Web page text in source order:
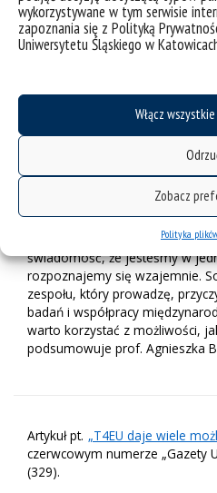
wykorzystywane w tym serwisie
zapoznania się z Polityką
Uniwersytetu Śląskiego w
Włącz
Zobacz
Polityka
2025 roku– oprócz uczestników
wezmą w niej udział naukowcy
im. św. Klemensa z Ochrydy
magisterskich kończącego się
nabór na aquamatykę ruszy w
będą korzystać z zasobów
Uniwersytetu w Kownie.
– Transform4Europe
kontaktów. Z każdym rokiem
świadomość, że jesteśmy w
rozpoznajemy się wzajemnie.
zespołu, który prowadzę,
badań i współpracy
warto korzystać z możliwości,
podsumowuje prof. Agnieszka
Artykuł pt. „T4EU daje wiele
czerwcowym numerze „Gazety
(329).